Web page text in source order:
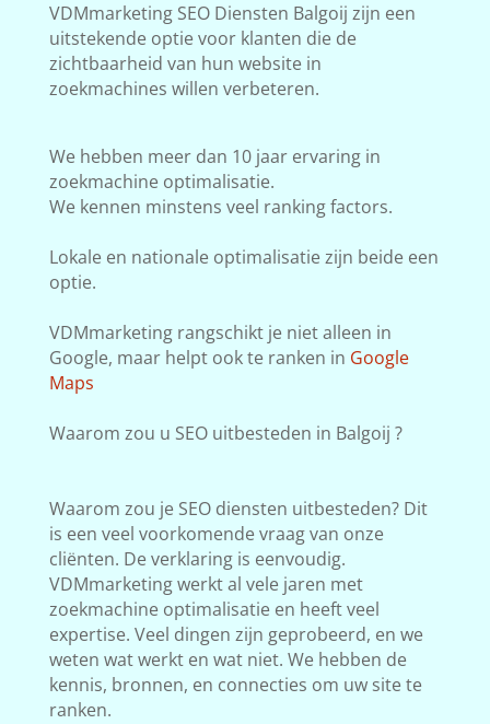
VDMmarketing SEO Diensten Balgoij zijn een
uitstekende optie voor klanten die de
zichtbaarheid van hun website in
zoekmachines willen verbeteren.
We hebben meer dan 10 jaar ervaring in
zoekmachine optimalisatie.
We kennen minstens veel ranking factors.
Lokale en nationale optimalisatie zijn beide een
optie.
VDMmarketing rangschikt je niet alleen in
Google, maar helpt ook te ranken in Google
Maps
Waarom zou u SEO uitbesteden in Balgoij ?
Waarom zou je SEO diensten uitbesteden? Dit
is een veel voorkomende vraag van onze
cliënten. De verklaring is eenvoudig.
VDMmarketing werkt al vele jaren met
zoekmachine optimalisatie en heeft veel
expertise. Veel dingen zijn geprobeerd, en we
weten wat werkt en wat niet. We hebben de
kennis, bronnen, en connecties om uw site te
ranken.